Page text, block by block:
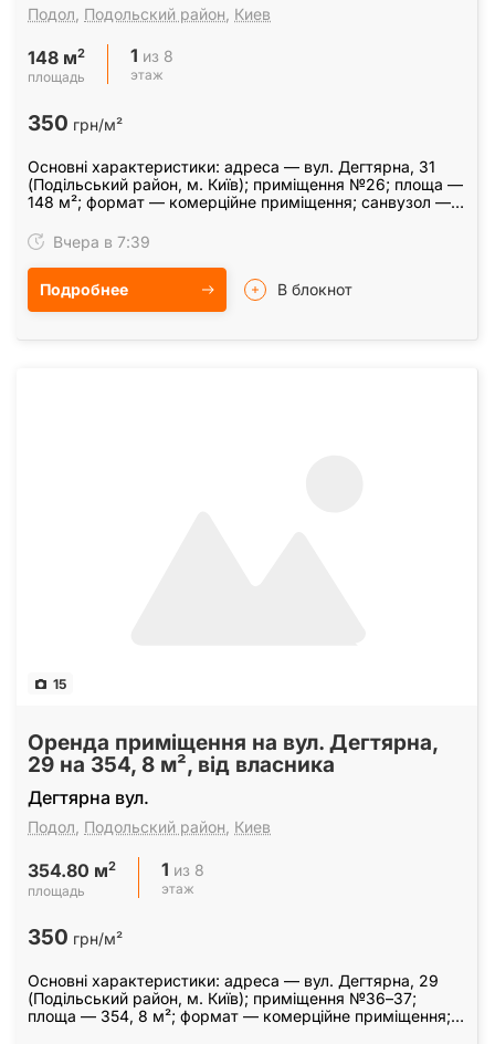
Подол Подольский район Киев
148 м2
площадь
1 из 8
этаж
350 грн/м²
Основні характеристики: адреса — вул. Дегтярна, 31
(Подільський район, м. Київ); приміщення №26; площа —
148 м²; формат — комерційне приміщення; санвузол —
Вчера в 7:39
Подробнее В блокнот
15
Оренда приміщення на вул. Дегтярна,
29 на 354, 8 м², від власника
Дегтярна вул.
Подол Подольский район Киев
354.80 м2
площадь
1 из 8
этаж
350 грн/м²
Основні характеристики: адреса — вул. Дегтярна, 29
(Подільський район, м. Київ); приміщення №36–37;
площа — 354, 8 м²; формат — комерційне приміщення;